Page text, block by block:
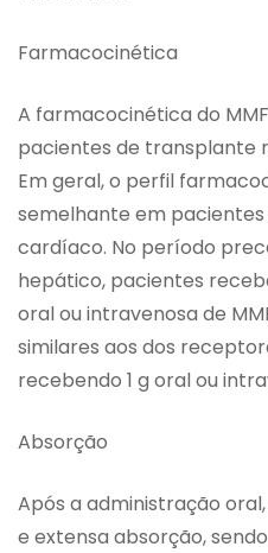
Farmacocinética
A farmacocinética do
pacientes de transplante
Em geral, o perfil
semelhante em
cardíaco. No período
hepático, pacientes
oral ou intravenosa de
similares aos dos
recebendo 1 g oral ou
Absorção
Após a administração
e extensa absorção,